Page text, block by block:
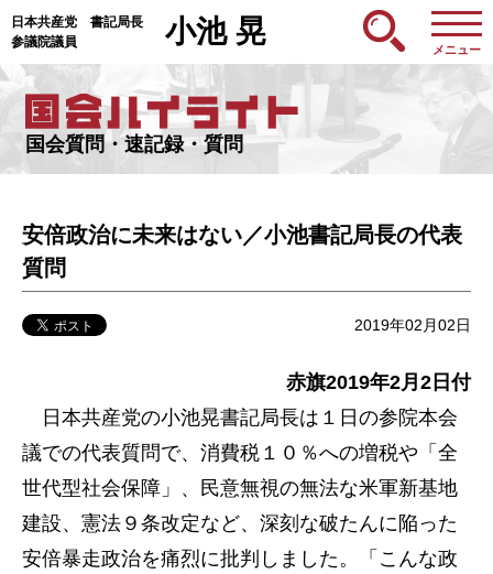
日本共産党 書記局長
参議院議員
小池 晃
メニュー
国会質問・速記録・質問
安倍政治に未来はない／小池書記局長の代表
質問
2019年02月02日
赤旗2019年2月2 日付
日本共産党の小池晃書記局長は１日の参院本会
議での代表質問で、消費税１０％への増税や「全
世代型社会保障」、民意無視の無法な米軍新基地
建設、憲法９条改定など、深刻な破たんに陥った
安倍暴走政治を痛烈に批判しました。「こんな政